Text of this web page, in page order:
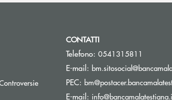
finestra
Apre una nuova finestra
nuova finestra
CONTATTI
Telefono: 0541315811
E-mail:
PEC:
E-mail: